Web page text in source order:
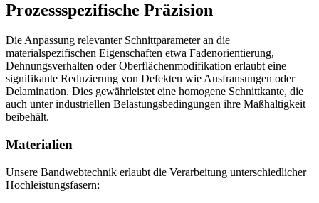
Prozessspezifische Präzision
Die Anpassung relevanter Schnittparameter an die
materialspezifischen Eigenschaften etwa Fadenorientierung,
Dehnungsverhalten oder Oberflächenmodifikation erlaubt eine
signifikante Reduzierung von Defekten wie Ausfransungen oder
Delamination. Dies gewährleistet eine homogene Schnittkante, die
auch unter industriellen Belastungsbedingungen ihre Maßhaltigkeit
beibehält.
Materialien
Unsere Bandwebtechnik erlaubt die Verarbeitung unterschiedlicher
Hochleistungsfasern: